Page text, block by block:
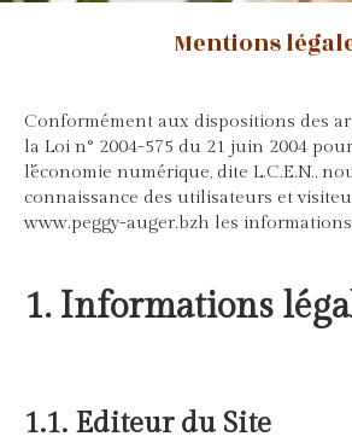
Mentions
Conformément aux dispositions des
la Loi n° 2004-575 du 21 juin 2004
l'économie numérique, dite L.C.E.N.,
connaissance des utilisateurs et
www.peggy-auger.bzh les
1. Informations
1.1. Editeur du Site